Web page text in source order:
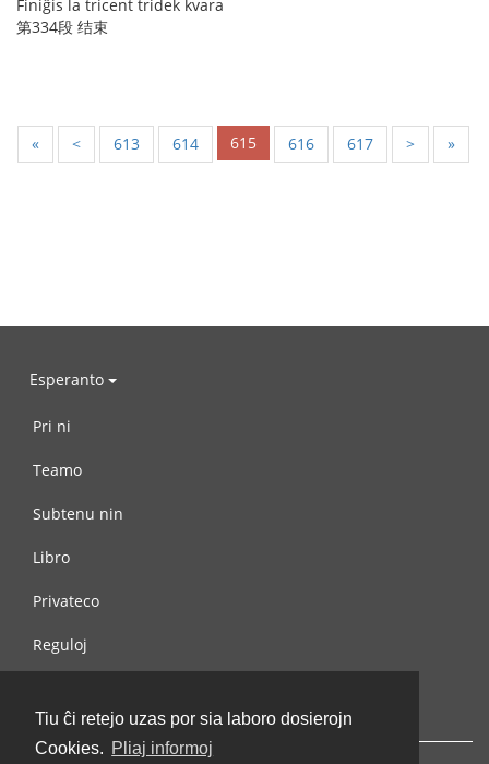
Tiu ĉi retejo uzas por sia laboro dosierojn
Cookies. Pliaj informoj
Finiĝis la tricent tridek kvara
第334段 结束
« < 613 614 615 616 617 > »
Esperanto
Pri ni
Teamo
Subtenu nin
Libro
Privateco
Reguloj